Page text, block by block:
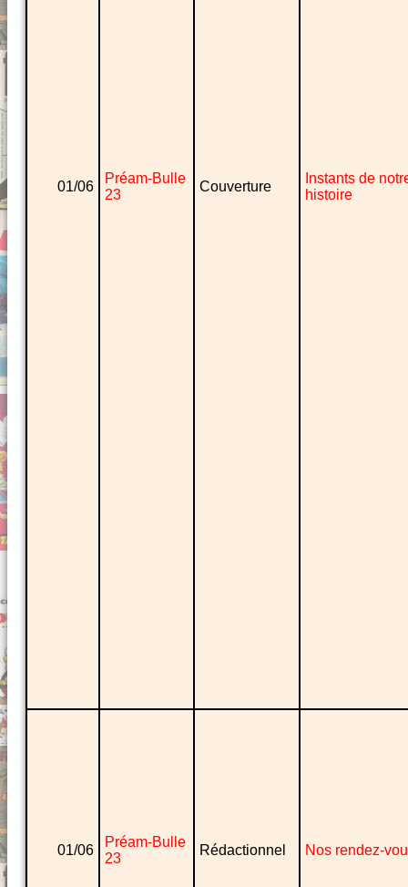
01/06
Préam-Bulle
23
Couverture
Instants de
histoire
01/06
Préam-Bulle
23
Rédactionnel Nos rendez-